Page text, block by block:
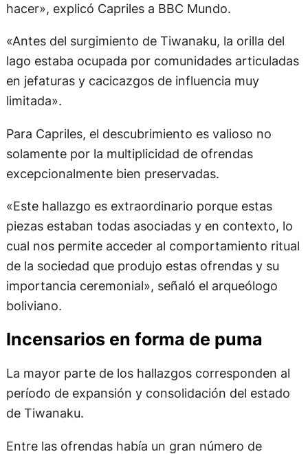
hacer», explicó Capriles a BBC Mundo.
«Antes del surgimiento de Tiwanaku, la orilla del
lago estaba ocupada por comunidades articuladas
en jefaturas y cacicazgos de influencia muy
limitada».
Para Capriles, el descubrimiento es valioso no
solamente por la multiplicidad de ofrendas
excepcionalmente bien preservadas.
«Este hallazgo es extraordinario porque estas
piezas estaban todas asociadas y en contexto, lo
cual nos permite acceder al comportamiento ritual
de la sociedad que produjo estas ofrendas y su
importancia ceremonial», señaló el arqueólogo
boliviano.
Incensarios en forma de puma
La mayor parte de los hallazgos corresponden al
período de expansión y consolidación del estado
de Tiwanaku.
Entre las ofrendas había un gran número de